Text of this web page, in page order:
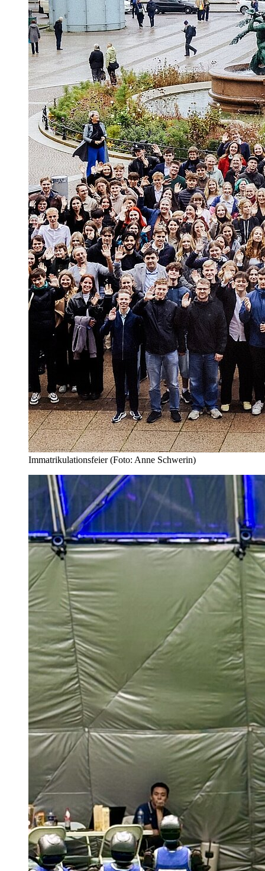
Immatrikulationsfeier (Foto: Anne Schwerin)